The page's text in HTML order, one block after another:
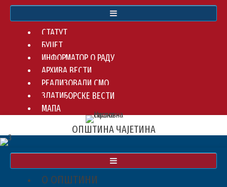
СТАТУТ
БУЏЕТ
ИНФОРМАТОР О РАДУ
АРХИВА ВЕСТИ
РЕАЛИЗОВАЛИ СМО
ЗЛАТИБОРСКЕ ВЕСТИ
МАПА
ОПШТИНА ЧАЈЕТИНА
О ОПШТИНИ